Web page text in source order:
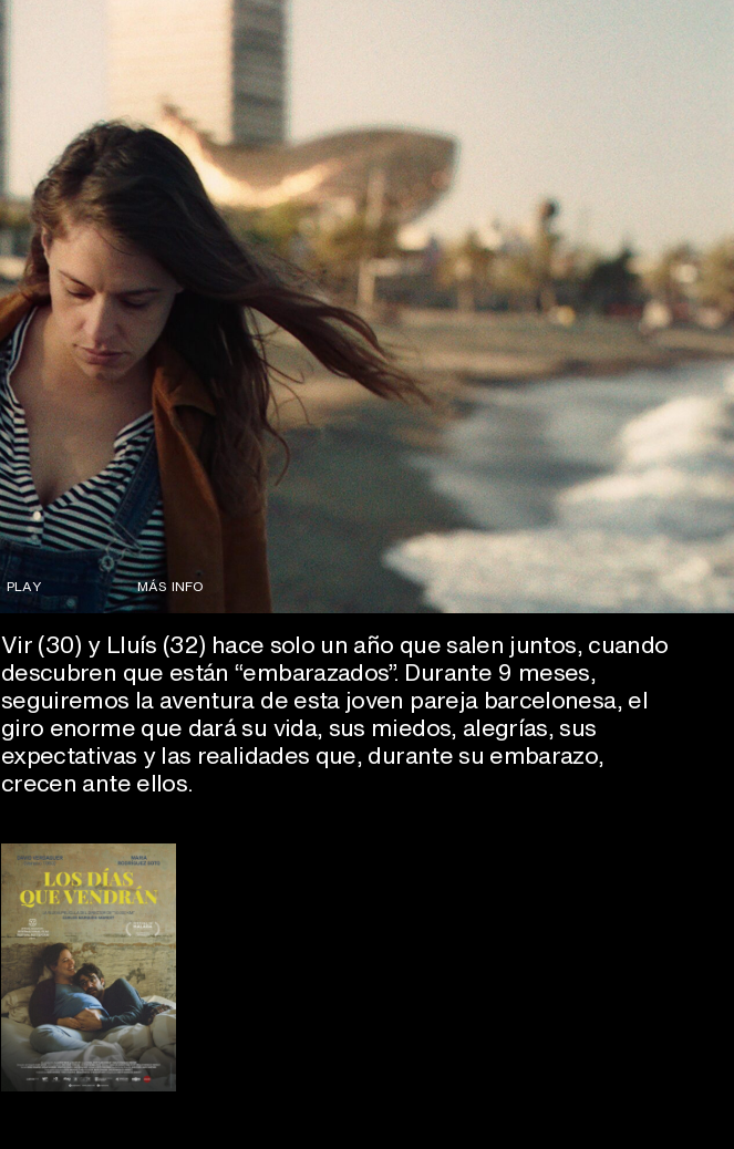
PLAY MÁS INFO
Vir (30) y Lluís (32) hace solo un año que salen juntos, cuando
descubren que están “embarazados”. Durante 9 meses,
seguiremos la aventura de esta joven pareja barcelonesa, el
giro enorme que dará su vida, sus miedos, alegrías, sus
expectativas y las realidades que, durante su embarazo,
crecen ante ellos.